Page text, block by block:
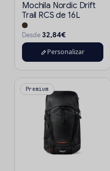
Mochila Nordic Drift
Trail RCS de 16L
Desde 32,84€
Personalizar
Premium